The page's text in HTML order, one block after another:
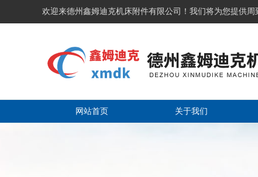
欢迎来德州鑫姆迪克机床附件有限公司！我们将为您提供周
网站首页 关于我们